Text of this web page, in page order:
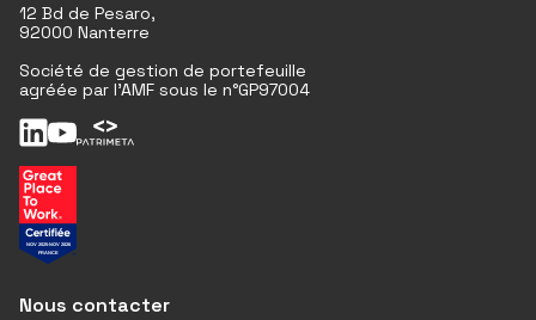
12 Bd de Pesaro,
92000 Nanterre
Société de gestion de portefeuille
agréée par l'AMF sous le n°GP97004
Nous contacter